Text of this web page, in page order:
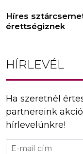
Híres
érettségiznek
HÍRLEVÉL
Ha szeretnél
partnereink
hírlevelünkre!